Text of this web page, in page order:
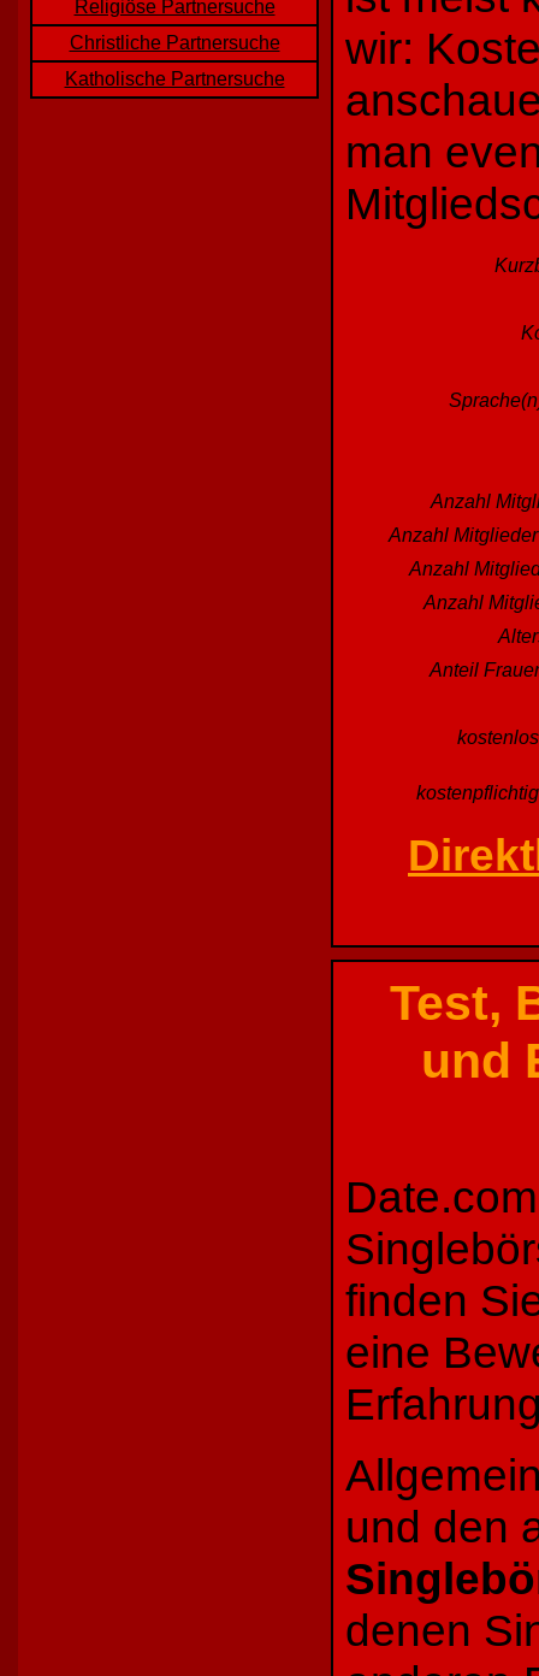
Religiöse Partnersuche
Christliche Partnersuche
Katholische Partnersuche
wir:
man
Anzahl
Anzahl
Anzahl
Anzahl
Anteil
Test,
und
finden
eine
und den
denen